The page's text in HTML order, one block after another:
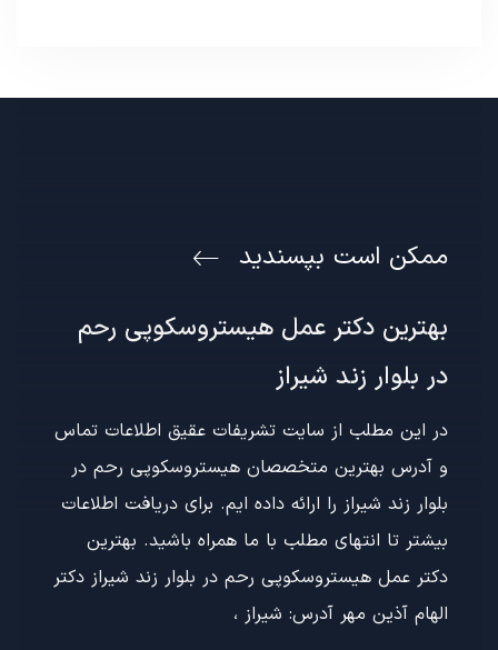
ممکن است بپسندید
بهترین دکتر عمل هیستروسکوپی رحم
در بلوار زند شیراز
در این مطلب از سایت تشریفات عقیق اطلاعات تماس
و آدرس بهترین متخصصان هیستروسکوپی رحم در
بلوار زند شیراز را ارائه داده ایم. برای دریافت اطلاعات
بیشتر تا انتهای مطلب با ما همراه باشید. بهترین
دکتر عمل هیستروسکوپی رحم در بلوار زند شیراز دکتر
الهام آذین مهر آدرس: شیراز ،